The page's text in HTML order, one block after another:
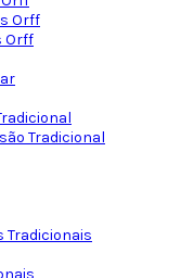
Orff
Orff
Tradicional
Tradicionais